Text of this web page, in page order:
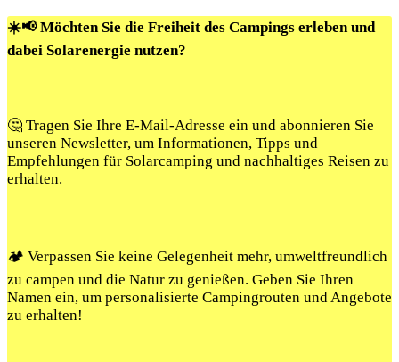
☀️📢 Möchten Sie die Freiheit des Campings erleben und
dabei Solarenergie nutzen?
🤔 Tragen Sie Ihre E-Mail-Adresse ein und abonnieren Sie
unseren Newsletter, um Informationen, Tipps und
Empfehlungen für Solarcamping und nachhaltiges Reisen zu
erhalten.
🏕️ Verpassen Sie keine Gelegenheit mehr, umweltfreundlich
zu campen und die Natur zu genießen. Geben Sie Ihren
Namen ein, um personalisierte Campingrouten und Angebote
zu erhalten!